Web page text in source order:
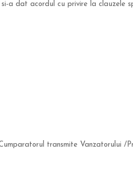
si-a dat acordul cu privire la clauzele
transmite Vanzatorului /